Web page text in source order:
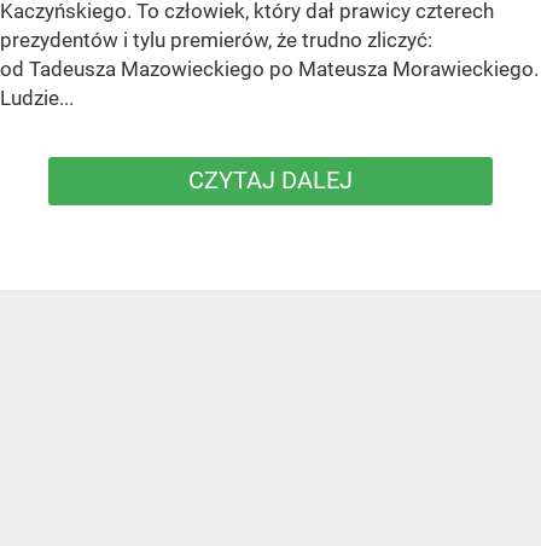
Kaczyńskiego. To człowiek, który dał prawicy czterech
prezydentów i tylu premierów, że trudno zliczyć:
od Tadeusza Mazowieckiego po Mateusza Morawieckiego.
Ludzie...
CZYTAJ DALEJ